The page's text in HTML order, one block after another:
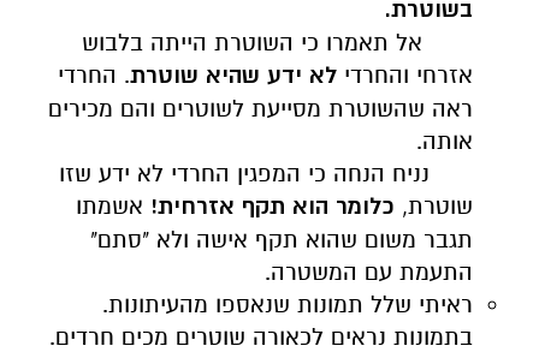
בשוטרת.
אל תאמרו כי השוטרת הייתה בלבוש
אזרחי והחרדי לא ידע שהיא שוטרת. החרדי
ראה שהשוטרת מסייעת לשוטרים והם מכירים
אותה.
נניח הנחה כי המפגין החרדי לא ידע שזו
שוטרת, כלומר הוא תקף אזרחית! אשמתו
תגבר משום שהוא תקף אישה ולא "סתם"
התעמת עם המשטרה.
ראיתי שלל תמונות שנאספו מהעיתונות.
בתמונות נראים לכאורה שוטרים מכים חרדים.